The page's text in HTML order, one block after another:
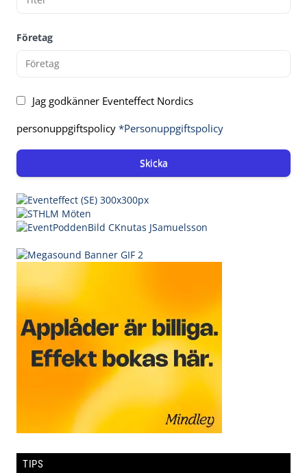
Företag
Jag godkänner Eventeffect Nordics
personuppgiftspolicy *Personuppgiftspolicy
Skicka
TIPS